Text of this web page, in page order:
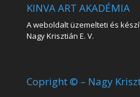
KINVA ART AKADÉMIA
A weboldalt üzemelteti és
Nagy Krisztián E. V.
Copright © – Nagy